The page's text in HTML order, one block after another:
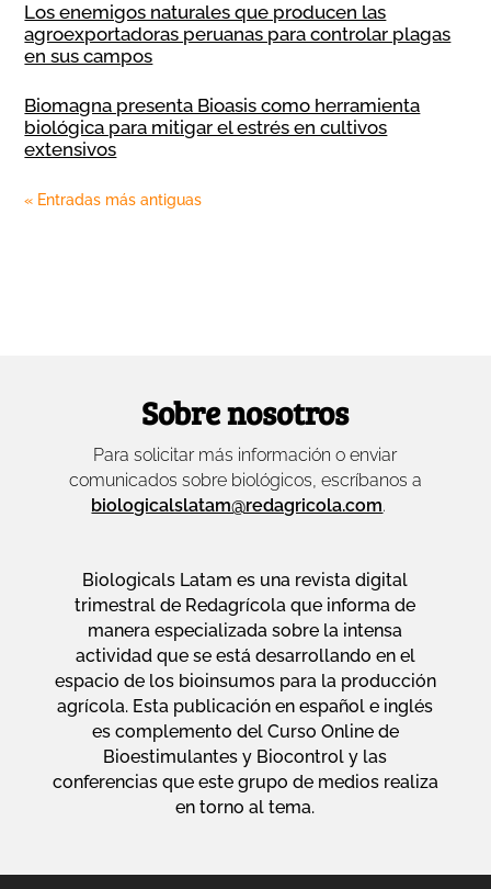
Los enemigos naturales que producen las
agroexportadoras peruanas para controlar plagas
en sus campos
Biomagna presenta Bioasis como herramienta
biológica para mitigar el estrés en cultivos
extensivos
« Entradas más antiguas
Sobre nosotros
Para solicitar más información o enviar
comunicados sobre biológicos, escríbanos a
biologicalslatam@redagricola.com.
Biologicals Latam es una revista digital
trimestral de Redagrícola que informa de
manera especializada sobre la intensa
actividad que se está desarrollando en el
espacio de los bioinsumos para la producción
agrícola. Esta publicación en español e inglés
es complemento del Curso Online de
Bioestimulantes y Biocontrol y las
conferencias que este grupo de medios realiza
en torno al tema.